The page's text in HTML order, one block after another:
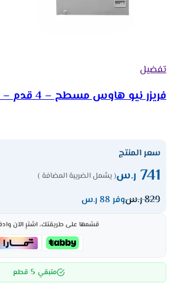
تفضيل
فريزر نيو هاوس مسطح – 4 قدم – أبيض 110 – L
سعر المنتج
741 ر.س( يشمل الضريبة المضافة )
829ر.سوفر 88 ر.س
قسّمها على طريقتك، اشترِ الآن
متبقي 5 قطع